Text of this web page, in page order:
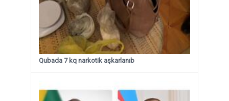
Qubada 7 kq narkotik aşkarlanıb